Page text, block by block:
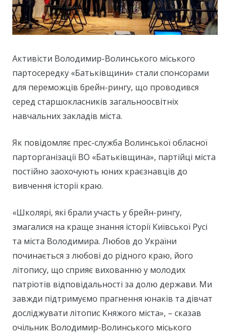
Активісти Володимир-Волинського міського
партосередку «Батьківщини» стали спонсорами
для переможців брейн-рингу, що проводився
серед старшокласників загальноосвітніх
навчальних закладів міста.
Як повідомляє прес-служба Волинської обласної
парторганізації ВО «Батьківщина», партійці міста
постійно заохочують юних краєзнавців до
вивчення історії краю.
«Школярі, які брали участь у брейн-рингу,
змагалися на краще знання історії Київської Русі
та міста Володимира. Любов до України
починається з любові до рідного краю, його
літопису, що сприяє вихованню у молодих
патріотів відповідальності за долю держави. Ми
завжди підтримуємо прагнення юнаків та дівчат
досліджувати літопис Княжого міста», – сказав
очільник Володимир-Волинського міського